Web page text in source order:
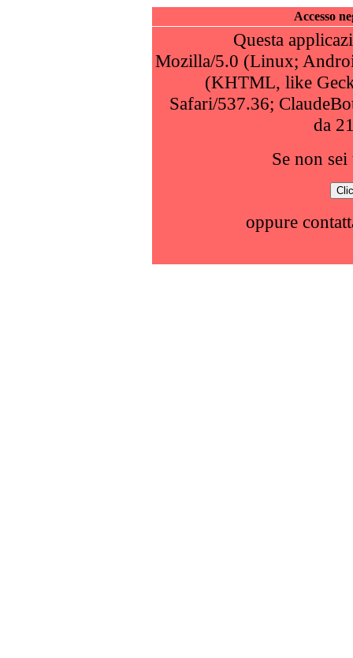
Accesso
Questa
Mozilla/5.0 (Linux;
(KHTML, like
Safari/537.36;
da
Se non
oppure